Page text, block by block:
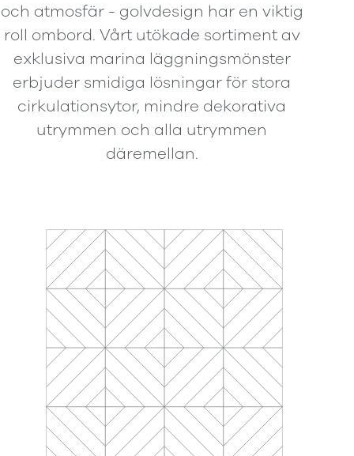
och atmosfär - golvdesign har en viktig
roll ombord. Vårt utökade sortiment av
exklusiva marina läggningsmönster
erbjuder smidiga lösningar för stora
cirkulationsytor, mindre dekorativa
utrymmen och alla utrymmen
däremellan.